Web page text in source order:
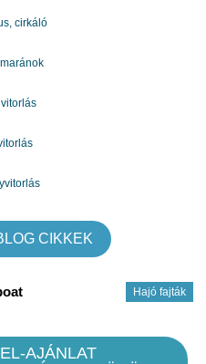
pénzügyi problémáért.
cirkáló
CIKKEK
Hajó fajták
AJÁNLAT